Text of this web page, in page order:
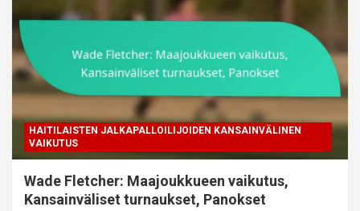
HAITILAISTEN JALKAPALLOILIJOIDEN KANSAINVÄLINEN
VAIKUTUS
Wade Fletcher: Maajoukkueen vaikutus,
Kansainväliset turnaukset, Panokset